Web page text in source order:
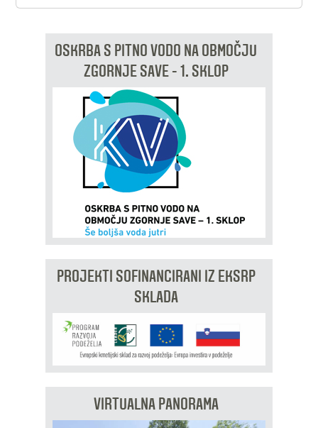
OSKRBA S PITNO VODO NA OBMOČJU
ZGORNJE SAVE - 1. SKLOP
PROJEKTI SOFINANCIRANI IZ EKSRP
SKLADA
VIRTUALNA PANORAMA